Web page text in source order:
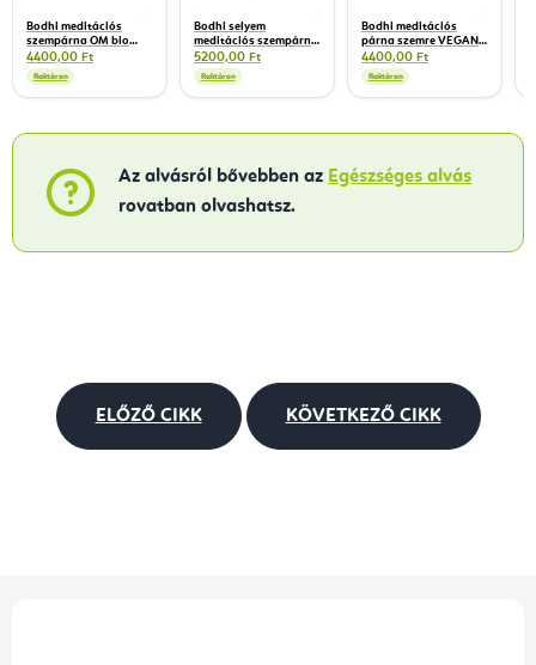
Bodhi meditációs
szempárna OM bio
levendulával 23 cm
4400,00 Ft
Raktáron
Bodhi selyem
meditációs szempárna
levendulával 24 cm
5200,00 Ft
Raktáron
Bodhi meditációs
párna szemre VEGAN
organikus
levendulával 23 cm
4400,00 Ft
Raktáron
Az alvásról bővebben az Egészséges alvás
rovatban olvashatsz.
ELŐZŐ CIKK KÖVETKEZŐ CIKK